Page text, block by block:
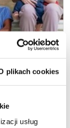
plikach cookies
usług